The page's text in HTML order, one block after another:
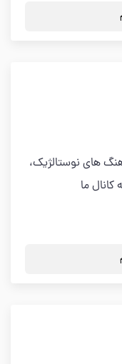
های نوستالژیک،
ما